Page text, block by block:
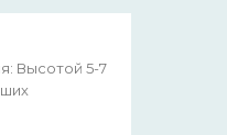
Высотой 5-7